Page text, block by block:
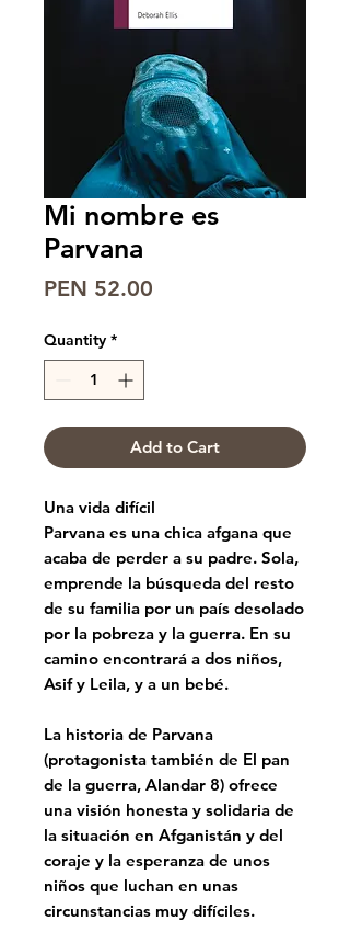
Mi nombre es
Parvana
PEN 52.00
Quantity *
Add to Cart
Una vida difícil
Parvana es una chica afgana que
acaba de perder a su padre. Sola,
emprende la búsqueda del resto
de su familia por un país desolado
por la pobreza y la guerra. En su
camino encontrará a dos niños,
Asif y Leila, y a un bebé.
La historia de Parvana
(protagonista también de El pan
de la guerra, Alandar 8) ofrece
una visión honesta y solidaria de
la situación en Afganistán y del
coraje y la esperanza de unos
niños que luchan en unas
circunstancias muy difíciles.